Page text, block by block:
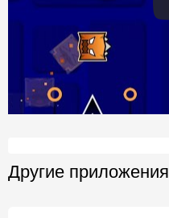
Другие приложения